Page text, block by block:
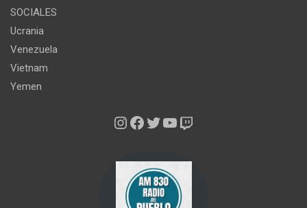
SOCIALES
Ucrania
Venezuela
Vietnam
Yemen
Instagram
Facebook
Twitter
YouTube
Twitch